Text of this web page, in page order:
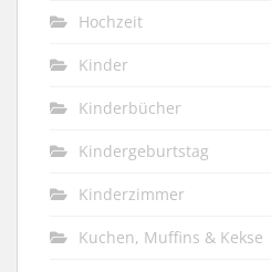
Hochzeit
Kinder
Kinderbücher
Kindergeburtstag
Kinderzimmer
Kuchen, Muffins & Kekse